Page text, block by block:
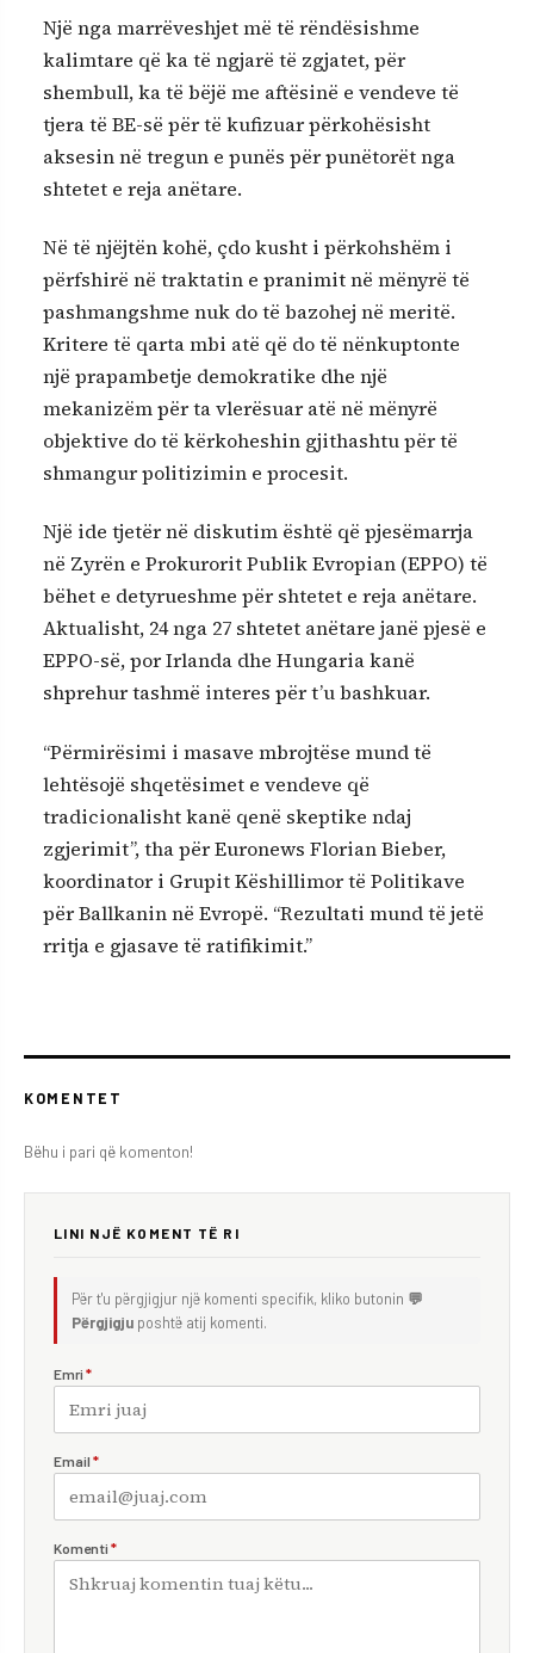
Një nga marrëveshjet më të rëndësishme
kalimtare që ka të ngjarë të zgjatet, për
shembull, ka të bëjë me aftësinë e vendeve të
tjera të BE-së për të kufizuar përkohësisht
aksesin në tregun e punës për punëtorët nga
shtetet e reja anëtare.
Në të njëjtën kohë, çdo kusht i përkohshëm i
përfshirë në traktatin e pranimit në mënyrë të
pashmangshme nuk do të bazohej në meritë.
Kritere të qarta mbi atë që do të nënkuptonte
një prapambetje demokratike dhe një
mekanizëm për ta vlerësuar atë në mënyrë
objektive do të kërkoheshin gjithashtu për të
shmangur politizimin e procesit.
Një ide tjetër në diskutim është që pjesëmarrja
në Zyrën e Prokurorit Publik Evropian (EPPO) të
bëhet e detyrueshme për shtetet e reja anëtare.
Aktualisht, 24 nga 27 shtetet anëtare janë pjesë e
EPPO-së, por Irlanda dhe Hungaria kanë
shprehur tashmë interes për t’u bashkuar.
“Përmirësimi i masave mbrojtëse mund të
lehtësojë shqetësimet e vendeve që
tradicionalisht kanë qenë skeptike ndaj
zgjerimit”, tha për Euronews Florian Bieber,
koordinator i Grupit Këshillimor të Politikave
për Ballkanin në Evropë. “Rezultati mund të jetë
rritja e gjasave të ratifikimit.”
KOMENTET
Bëhu i pari që komenton!
LINI NJË KOMENT TË RI
Për t'u përgjigjur një komenti specifik, kliko butonin 💬
Përgjigju poshtë atij komenti.
Emri *
Email *
Komenti *